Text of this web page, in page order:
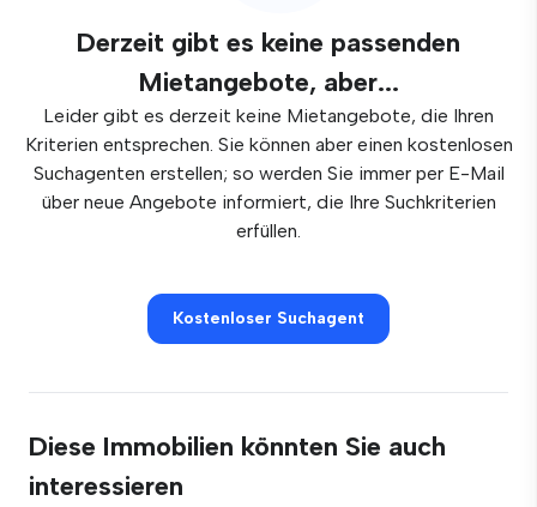
Derzeit gibt es keine passenden
Mietangebote, aber...
Leider gibt es derzeit keine Mietangebote, die Ihren
Kriterien entsprechen. Sie können aber einen kostenlosen
Suchagenten erstellen; so werden Sie immer per E-Mail
über neue Angebote informiert, die Ihre Suchkriterien
erfüllen.
Kostenloser Suchagent
Diese Immobilien könnten Sie auch
interessieren